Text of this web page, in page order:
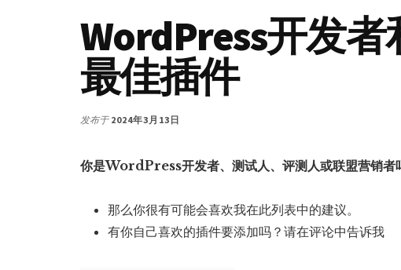
WordPress开发
最佳插件
发布于 2024年3月13日
你是WordPress开发者、测试人、评测人或联盟营销者
那么你很有可能会喜欢我在此列表中的建议。
有你自己喜欢的插件要添加吗？请在评论中告诉我